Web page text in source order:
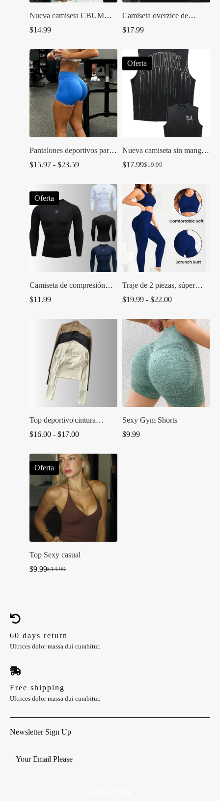
Nueva camiseta CBUM
6PEAT
$14.99
Camiseta overzice de
entrenamiento marca
$17.99
Pantalones deportivos para
correr a la moda
$15.97 - $23.59Rango
desde
$15.97
hasta
$23.59
Oferta
Nueva camiseta sin mangas
YoungLA
$19.99
El
original
era:
$19.99.
$17.99El
actual
es:
$17.99.
Oferta
Camiseta de compresión
Gymshark
$11.99
Traje de 2 piezas, súper
elástica sin costuras
$19.99 - $22.00Rango
desde
$19.99
hasta
$22.00
Top deportivo|cintura
pequeña para gimnasio
$16.00 - $17.00Rango
desde
$16.00
hasta
$17.00
Sexy Gym Shorts
$9.99
Oferta
Top Sexy casual
$14.99
El
$9.99El
60 days return
Ultrices dolor massa dui curabitur.
Free shipping
Ultrices dolor massa dui curabitur.
Newsletter Sign Up